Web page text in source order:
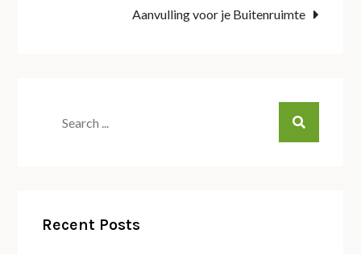
Aanvulling voor je Buitenruimte
Recent Posts